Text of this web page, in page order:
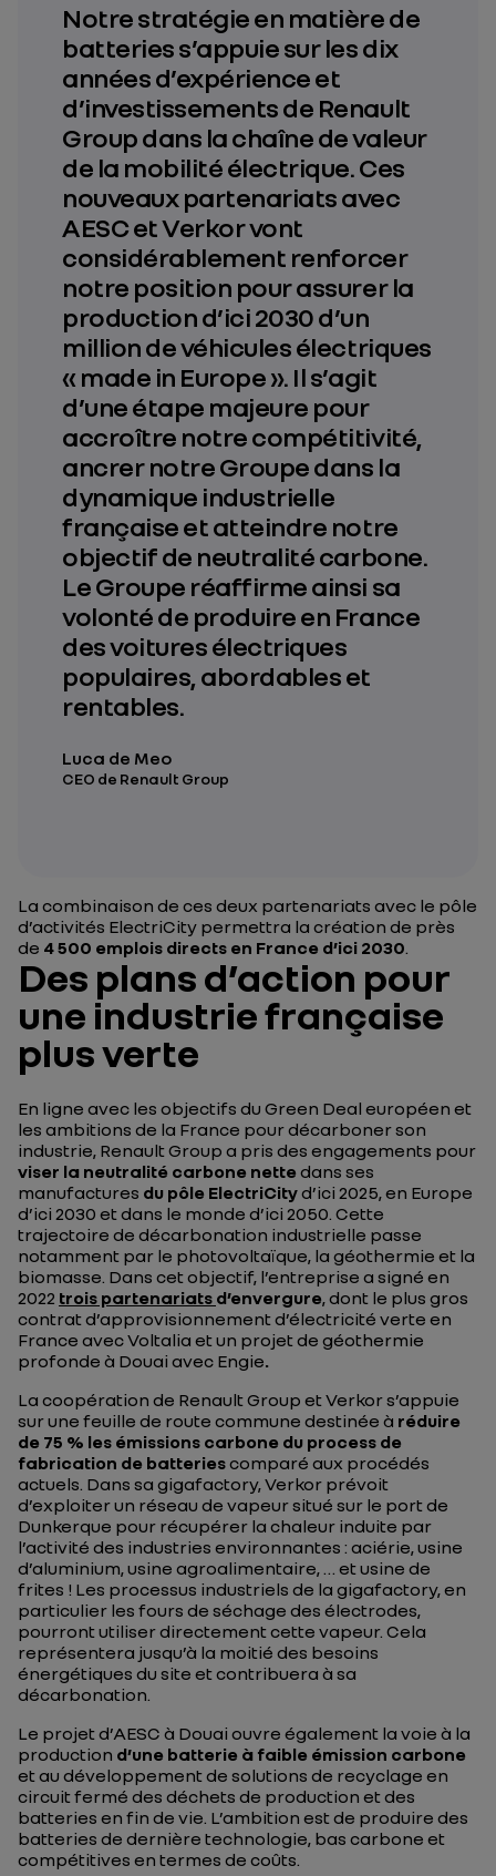
Notre stratégie en matière de
batteries s’appuie sur les dix
années d’expérience et
d’investissements de Renault
Group dans la chaîne de valeur
de la mobilité électrique. Ces
nouveaux partenariats avec
AESC et Verkor vont
considérablement renforcer
notre position pour assurer la
production d’ici 2030 d’un
million de véhicules électriques
« made in Europe ». Il s’agit
d’une étape majeure pour
accroître notre compétitivité,
ancrer notre Groupe dans la
dynamique industrielle
française et atteindre notre
objectif de neutralité carbone.
Le Groupe réaffirme ainsi sa
volonté de produire en France
des voitures électriques
populaires, abordables et
rentables.
Luca de Meo
CEO de Renault Group
La combinaison de ces deux partenariats avec le pôle
d’activités ElectriCity permettra la création de près
de 4 500 emplois directs en France d’ici 2030.
Des plans d’action pour
une industrie française
plus verte
En ligne avec les objectifs du Green Deal européen et
les ambitions de la France pour décarboner son
industrie, Renault Group a pris des engagements pour
viser la neutralité carbone nette dans ses
manufactures du pôle ElectriCityd’ici 2025, en Europe
d’ici 2030 et dans le monde d’ici 2050. Cette
trajectoire de décarbonation industrielle passe
notamment par le photovoltaïque, la géothermie et la
biomasse. Dans cet objectif, l’entreprise a signé en
2022 trois partenariats d’envergure, dont le plus gros
contrat d’approvisionnement d’électricité verte en
France avec Voltalia et un projet de géothermie
profonde à Douai avec Engie.
La coopération de Renault Group et Verkor s’appuie
sur une feuille de route commune destinée à réduire
de 75 % les émissions carbone du process de
fabrication de batteriescomparé aux procédés
actuels. Dans sa gigafactory, Verkor prévoit
d’exploiter un réseau de vapeur situé sur le port de
Dunkerque pour récupérer la chaleur induite par
l’activité des industries environnantes : aciérie, usine
d’aluminium, usine agroalimentaire, … et usine de
frites ! Les processus industriels de la gigafactory, en
particulier les fours de séchage des électrodes,
pourront utiliser directement cette vapeur. Cela
représentera jusqu’à la moitié des besoins
énergétiques du site et contribuera à sa
décarbonation.
Le projet d’AESC à Douai ouvre également la voie à la
production d’une batterie à faible émission carbone
et au développement de solutions de recyclage en
circuit fermé des déchets de production et des
batteries en fin de vie. L’ambition est de produire des
batteries de dernière technologie, bas carbone et
compétitives en termes de coûts.